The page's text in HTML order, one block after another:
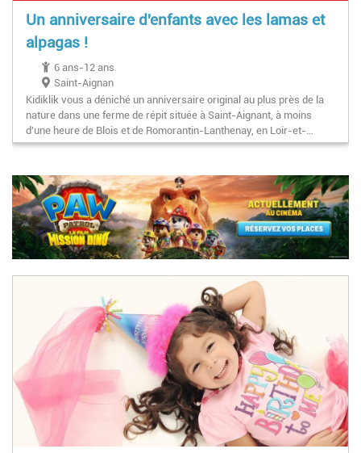
Un anniversaire d'enfants avec les lamas et
alpagas !
6 ans-12 ans
Saint-Aignan
Kidiklik vous a déniché un anniversaire original au plus près de la
nature dans une ferme de répit située à Saint-Aignant, à moins
d'une heure de Blois et de Romorantin-Lanthenay, en Loir-et-…